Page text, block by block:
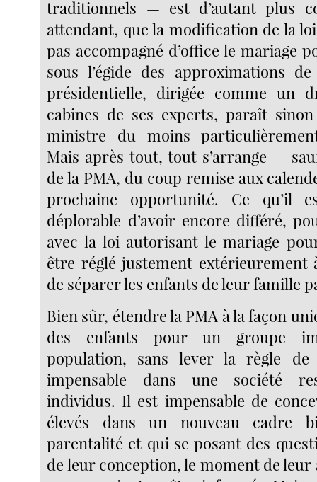
traditionnels — est d’autant plus
attendant, que la modification de la
pas accompagné d’office le mariage
sous l’égide des approximations
présidentielle, dirigée comme un
cabines de ses experts, paraît
ministre du moins
Mais après tout, tout s’arrange —
de la PMA, du coup remise aux
prochaine opportunité. Ce qu’il
déplorable d’avoir encore différé,
avec la loi autorisant le mariage
être réglé justement extérieurement
de séparer les enfants de leur famille
Bien sûr, étendre la PMA à la façon
des enfants pour un groupe
population, sans lever la règle de
impensable dans une société
individus. Il est impensable de
élevés dans un nouveau cadre
parentalité et qui se posant des
de leur conception, le moment de